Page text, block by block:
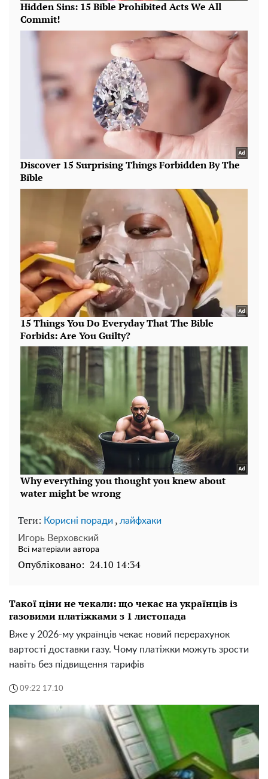
Теги: Корисні поради , лайфхаки
Игорь Верховский
Всі матеріали автора
Опубліковано: 24.10 14:34
Такої ціни не чекали: що чекає на українців із
газовими платіжками з 1 листопада
Вже у 2026-му українців чекає новий перерахунок
вартості доставки газу. Чому платіжки можуть зрости
навіть без підвищення тарифів
09:22 17.10